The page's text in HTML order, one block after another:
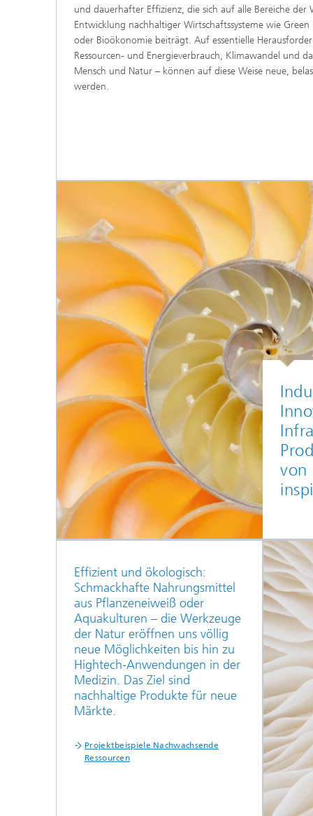
und dauerhafter Effizienz, die sich auf alle Bereiche
Entwicklung nachhaltiger Wirtschaftssysteme wie
oder Bioökonomie beiträgt. Auf essentielle
Ressourcen- und Energieverbrauch, Klimawandel und
Mensch und Natur – können auf diese Weise neue,
werden.
von
Effizient und ökologisch:
Schmackhafte Nahrungsmittel
aus Pflanzeneiweiß oder
Aquakulturen – die Werkzeuge
der Natur eröffnen uns völlig
neue Möglichkeiten bis hin zu
Hightech-Anwendungen in der
Medizin. Das Ziel sind
nachhaltige Produkte für neue
Märkte.
Projektbeispiele Nachwachsende
Ressourcen